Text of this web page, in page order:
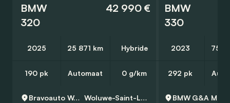
BMW
320
42 990 €
2025 25 871 km Hybride
190 pk Automaat 0 g/km
Bravoauto Woluwe Woluwe-Saint-Lambert
BMW
330
2023 75
292 pk
BMW G&A